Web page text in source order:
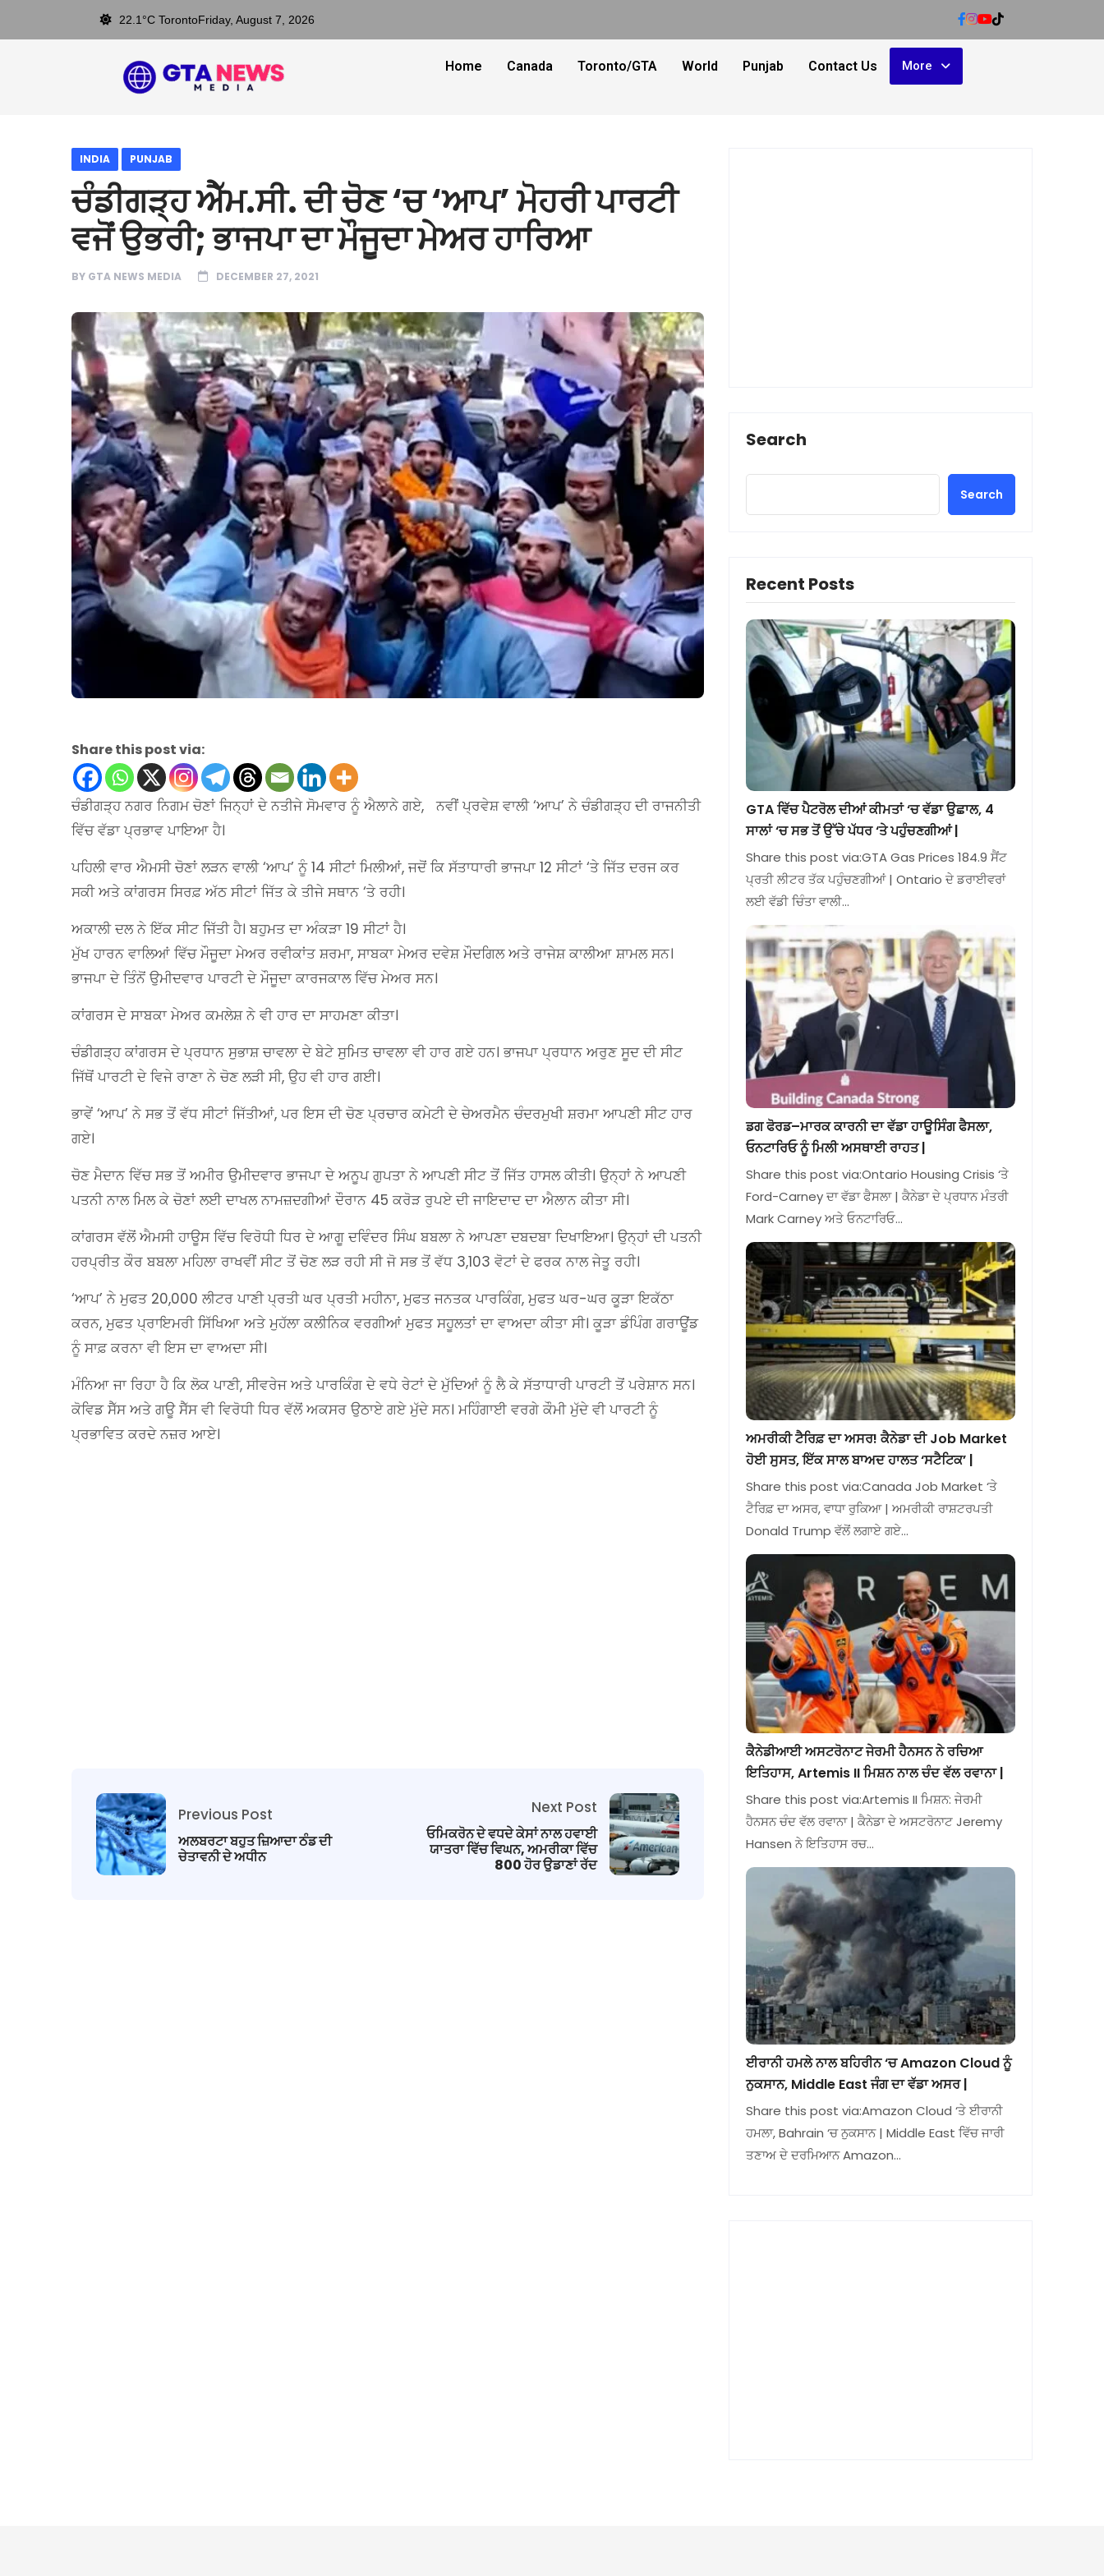
22.1°C TorontoFriday, August 7, 2026
Home Canada Toronto/GTA World Punjab Contact Us More
INDIA PUNJAB
ਚੰਡੀਗੜ੍ਹ ਐੱਮ.ਸੀ. ਦੀ ਚੋਣ ‘ਚ ‘ਆਪ’ ਮੋਹਰੀ ਪਾਰਟੀ
ਵਜੋਂ ਉਭਰੀ; ਭਾਜਪਾ ਦਾ ਮੌਜੂਦਾ ਮੇਅਰ ਹਾਰਿਆ
BY GTA NEWS MEDIA DECEMBER 27, 2021
Share this post via:
ਚੰਡੀਗੜ੍ਹ ਨਗਰ ਨਿਗਮ ਚੋਣਾਂ ਜਿਨ੍ਹਾਂ ਦੇ ਨਤੀਜੇ ਸੋਮਵਾਰ ਨੂੰ ਐਲਾਨੇ ਗਏ, ਨਵੀਂ ਪ੍ਰਵੇਸ਼ ਵਾਲੀ ‘ਆਪ’ ਨੇ ਚੰਡੀਗੜ੍ਹ ਦੀ ਰਾਜਨੀਤੀ
ਵਿੱਚ ਵੱਡਾ ਪ੍ਰਭਾਵ ਪਾਇਆ ਹੈ।
ਪਹਿਲੀ ਵਾਰ ਐਮਸੀ ਚੋਣਾਂ ਲੜਨ ਵਾਲੀ ‘ਆਪ’ ਨੂੰ 14 ਸੀਟਾਂ ਮਿਲੀਆਂ, ਜਦੋਂ ਕਿ ਸੱਤਾਧਾਰੀ ਭਾਜਪਾ 12 ਸੀਟਾਂ ‘ਤੇ ਜਿੱਤ ਦਰਜ ਕਰ
ਸਕੀ ਅਤੇ ਕਾਂਗਰਸ ਸਿਰਫ਼ ਅੱਠ ਸੀਟਾਂ ਜਿੱਤ ਕੇ ਤੀਜੇ ਸਥਾਨ ‘ਤੇ ਰਹੀ।
ਅਕਾਲੀ ਦਲ ਨੇ ਇੱਕ ਸੀਟ ਜਿੱਤੀ ਹੈ। ਬਹੁਮਤ ਦਾ ਅੰਕੜਾ 19 ਸੀਟਾਂ ਹੈ।
ਮੁੱਖ ਹਾਰਨ ਵਾਲਿਆਂ ਵਿੱਚ ਮੌਜੂਦਾ ਮੇਅਰ ਰਵੀਕਾਂਤ ਸ਼ਰਮਾ, ਸਾਬਕਾ ਮੇਅਰ ਦਵੇਸ਼ ਮੌਦਗਿਲ ਅਤੇ ਰਾਜੇਸ਼ ਕਾਲੀਆ ਸ਼ਾਮਲ ਸਨ।
ਭਾਜਪਾ ਦੇ ਤਿੰਨੋਂ ਉਮੀਦਵਾਰ ਪਾਰਟੀ ਦੇ ਮੌਜੂਦਾ ਕਾਰਜਕਾਲ ਵਿੱਚ ਮੇਅਰ ਸਨ।
ਕਾਂਗਰਸ ਦੇ ਸਾਬਕਾ ਮੇਅਰ ਕਮਲੇਸ਼ ਨੇ ਵੀ ਹਾਰ ਦਾ ਸਾਹਮਣਾ ਕੀਤਾ।
ਚੰਡੀਗੜ੍ਹ ਕਾਂਗਰਸ ਦੇ ਪ੍ਰਧਾਨ ਸੁਭਾਸ਼ ਚਾਵਲਾ ਦੇ ਬੇਟੇ ਸੁਮਿਤ ਚਾਵਲਾ ਵੀ ਹਾਰ ਗਏ ਹਨ। ਭਾਜਪਾ ਪ੍ਰਧਾਨ ਅਰੁਣ ਸੂਦ ਦੀ ਸੀਟ
ਜਿੱਥੋਂ ਪਾਰਟੀ ਦੇ ਵਿਜੇ ਰਾਣਾ ਨੇ ਚੋਣ ਲੜੀ ਸੀ, ਉਹ ਵੀ ਹਾਰ ਗਈ।
ਭਾਵੇਂ ‘ਆਪ’ ਨੇ ਸਭ ਤੋਂ ਵੱਧ ਸੀਟਾਂ ਜਿੱਤੀਆਂ, ਪਰ ਇਸ ਦੀ ਚੋਣ ਪ੍ਰਚਾਰ ਕਮੇਟੀ ਦੇ ਚੇਅਰਮੈਨ ਚੰਦਰਮੁਖੀ ਸ਼ਰਮਾ ਆਪਣੀ ਸੀਟ ਹਾਰ
ਗਏ।
ਚੋਣ ਮੈਦਾਨ ਵਿੱਚ ਸਭ ਤੋਂ ਅਮੀਰ ਉਮੀਦਵਾਰ ਭਾਜਪਾ ਦੇ ਅਨੂਪ ਗੁਪਤਾ ਨੇ ਆਪਣੀ ਸੀਟ ਤੋਂ ਜਿੱਤ ਹਾਸਲ ਕੀਤੀ। ਉਨ੍ਹਾਂ ਨੇ ਆਪਣੀ
ਪਤਨੀ ਨਾਲ ਮਿਲ ਕੇ ਚੋਣਾਂ ਲਈ ਦਾਖਲ ਨਾਮਜ਼ਦਗੀਆਂ ਦੌਰਾਨ 45 ਕਰੋੜ ਰੁਪਏ ਦੀ ਜਾਇਦਾਦ ਦਾ ਐਲਾਨ ਕੀਤਾ ਸੀ।
ਕਾਂਗਰਸ ਵੱਲੋਂ ਐਮਸੀ ਹਾਊਸ ਵਿੱਚ ਵਿਰੋਧੀ ਧਿਰ ਦੇ ਆਗੂ ਦਵਿੰਦਰ ਸਿੰਘ ਬਬਲਾ ਨੇ ਆਪਣਾ ਦਬਦਬਾ ਦਿਖਾਇਆ। ਉਨ੍ਹਾਂ ਦੀ ਪਤਨੀ
ਹਰਪ੍ਰੀਤ ਕੌਰ ਬਬਲਾ ਮਹਿਲਾ ਰਾਖਵੀਂ ਸੀਟ ਤੋਂ ਚੋਣ ਲੜ ਰਹੀ ਸੀ ਜੋ ਸਭ ਤੋਂ ਵੱਧ 3,103 ਵੋਟਾਂ ਦੇ ਫਰਕ ਨਾਲ ਜੇਤੂ ਰਹੀ।
‘ਆਪ’ ਨੇ ਮੁਫਤ 20,000 ਲੀਟਰ ਪਾਣੀ ਪ੍ਰਤੀ ਘਰ ਪ੍ਰਤੀ ਮਹੀਨਾ, ਮੁਫਤ ਜਨਤਕ ਪਾਰਕਿੰਗ, ਮੁਫਤ ਘਰ-ਘਰ ਕੂੜਾ ਇਕੱਠਾ
ਕਰਨ, ਮੁਫਤ ਪ੍ਰਾਇਮਰੀ ਸਿੱਖਿਆ ਅਤੇ ਮੁਹੱਲਾ ਕਲੀਨਿਕ ਵਰਗੀਆਂ ਮੁਫਤ ਸਹੂਲਤਾਂ ਦਾ ਵਾਅਦਾ ਕੀਤਾ ਸੀ। ਕੂੜਾ ਡੰਪਿੰਗ ਗਰਾਊਂਡ
ਨੂੰ ਸਾਫ਼ ਕਰਨਾ ਵੀ ਇਸ ਦਾ ਵਾਅਦਾ ਸੀ।
ਮੰਨਿਆ ਜਾ ਰਿਹਾ ਹੈ ਕਿ ਲੋਕ ਪਾਣੀ, ਸੀਵਰੇਜ ਅਤੇ ਪਾਰਕਿੰਗ ਦੇ ਵਧੇ ਰੇਟਾਂ ਦੇ ਮੁੱਦਿਆਂ ਨੂੰ ਲੈ ਕੇ ਸੱਤਾਧਾਰੀ ਪਾਰਟੀ ਤੋਂ ਪਰੇਸ਼ਾਨ ਸਨ।
ਕੋਵਿਡ ਸੈੱਸ ਅਤੇ ਗਊ ਸੈੱਸ ਵੀ ਵਿਰੋਧੀ ਧਿਰ ਵੱਲੋਂ ਅਕਸਰ ਉਠਾਏ ਗਏ ਮੁੱਦੇ ਸਨ। ਮਹਿੰਗਾਈ ਵਰਗੇ ਕੌਮੀ ਮੁੱਦੇ ਵੀ ਪਾਰਟੀ ਨੂੰ
ਪ੍ਰਭਾਵਿਤ ਕਰਦੇ ਨਜ਼ਰ ਆਏ।
Previous Post
ਅਲਬਰਟਾ ਬਹੁਤ ਜ਼ਿਆਦਾ ਠੰਡ ਦੀ
ਚੇਤਾਵਨੀ ਦੇ ਅਧੀਨ
Next Post
ਓਮਿਕਰੋਨ ਦੇ ਵਧਦੇ ਕੇਸਾਂ ਨਾਲ ਹਵਾਈ
ਯਾਤਰਾ ਵਿੱਚ ਵਿਘਨ, ਅਮਰੀਕਾ ਵਿੱਚ
800 ਹੋਰ ਉਡਾਣਾਂ ਰੱਦ
Search
Search
Recent Posts
GTA ਵਿੱਚ ਪੈਟਰੋਲ ਦੀਆਂ ਕੀਮਤਾਂ ‘ਚ ਵੱਡਾ ਉਛਾਲ, 4
ਸਾਲਾਂ ‘ਚ ਸਭ ਤੋਂ ਉੱਚੇ ਪੱਧਰ ‘ਤੇ ਪਹੁੰਚਣਗੀਆਂ |
Share this post via:GTA Gas Prices 184.9 ਸੈਂਟ
ਪ੍ਰਤੀ ਲੀਟਰ ਤੱਕ ਪਹੁੰਚਣਗੀਆਂ | Ontario ਦੇ ਡਰਾਈਵਰਾਂ
ਲਈ ਵੱਡੀ ਚਿੰਤਾ ਵਾਲੀ…
ਡਗ ਫੋਰਡ–ਮਾਰਕ ਕਾਰਨੀ ਦਾ ਵੱਡਾ ਹਾਊਸਿੰਗ ਫੈਸਲਾ,
ਓਨਟਾਰਿਓ ਨੂੰ ਮਿਲੀ ਅਸਥਾਈ ਰਾਹਤ |
Share this post via:Ontario Housing Crisis ‘ਤੇ
Ford-Carney ਦਾ ਵੱਡਾ ਫੈਸਲਾ | ਕੈਨੇਡਾ ਦੇ ਪ੍ਰਧਾਨ ਮੰਤਰੀ
Mark Carney ਅਤੇ ਓਨਟਾਰਿਓ…
ਅਮਰੀਕੀ ਟੈਰਿਫ਼ ਦਾ ਅਸਰ! ਕੈਨੇਡਾ ਦੀ Job Market
ਹੋਈ ਸੁਸਤ, ਇੱਕ ਸਾਲ ਬਾਅਦ ਹਾਲਤ ‘ਸਟੈਟਿਕ’ |
Share this post via:Canada Job Market ‘ਤੇ
ਟੈਰਿਫ਼ ਦਾ ਅਸਰ, ਵਾਧਾ ਰੁਕਿਆ | ਅਮਰੀਕੀ ਰਾਸ਼ਟਰਪਤੀ
Donald Trump ਵੱਲੋਂ ਲਗਾਏ ਗਏ…
ਕੈਨੇਡੀਆਈ ਅਸਟਰੋਨਾਟ ਜੇਰਮੀ ਹੈਨਸਨ ਨੇ ਰਚਿਆ
ਇਤਿਹਾਸ, Artemis II ਮਿਸ਼ਨ ਨਾਲ ਚੰਦ ਵੱਲ ਰਵਾਨਾ |
Share this post via:Artemis II ਮਿਸ਼ਨ: ਜੇਰਮੀ
ਹੈਨਸਨ ਚੰਦ ਵੱਲ ਰਵਾਨਾ | ਕੈਨੇਡਾ ਦੇ ਅਸਟਰੋਨਾਟ Jeremy
Hansen ਨੇ ਇਤਿਹਾਸ ਰਚ…
ਈਰਾਨੀ ਹਮਲੇ ਨਾਲ ਬਹਿਰੀਨ ‘ਚ Amazon Cloud ਨੂੰ
ਨੁਕਸਾਨ, Middle East ਜੰਗ ਦਾ ਵੱਡਾ ਅਸਰ |
Share this post via:Amazon Cloud ‘ਤੇ ਈਰਾਨੀ
ਹਮਲਾ, Bahrain ‘ਚ ਨੁਕਸਾਨ | Middle East ਵਿੱਚ ਜਾਰੀ
ਤਣਾਅ ਦੇ ਦਰਮਿਆਨ Amazon…